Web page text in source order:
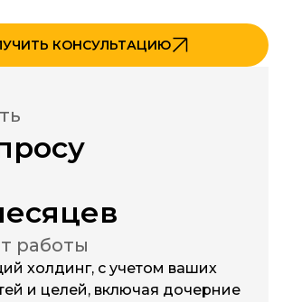
КОНСУЛЬТАЦИЮ
работы
холдинг, с учетом ваших
и целей, включая дочерние